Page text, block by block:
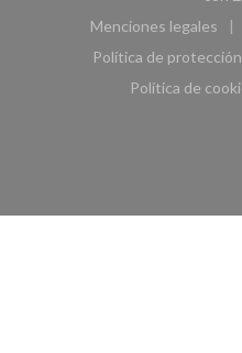
Menciones legales
((abre en
Política de
Política de